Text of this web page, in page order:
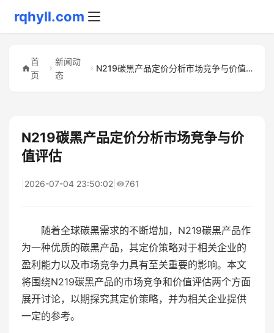
rqhyll.com
首
页
新闻动
态
N219碳黑产品定价分析市场竞争与价值评估
N219碳黑产品定价分析市场竞争与价
值评估
2026-07-04 23:50:02 761
随着全球碳黑需求的不断增加，N219碳黑产品作
为一种优质的碳黑产品，其定价策略对于相关企业的
盈利能力以及市场竞争力具有至关重要的影响。本文
将围绕N219碳黑产品的市场竞争和价值评估两个方面
展开讨论，以期探究其定价策略，并为相关企业提供
一定的参考。